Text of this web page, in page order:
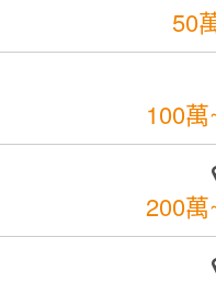
100
200
100萬
政櫃檯
洗收送人員(台中市)